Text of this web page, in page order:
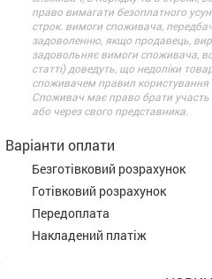
право вимагати безоплатного
строк. вимоги споживача,
задоволенню, якщо продавець,
задовольняє вимоги споживача,
статті) доведуть, що недоліки
споживачем правил користування
Споживач має право брати участь
або через свого представника.
Варіанти оплати
Безготівковий розрахунок
Готівковий розрахунок
Передоплата
Накладений платіж